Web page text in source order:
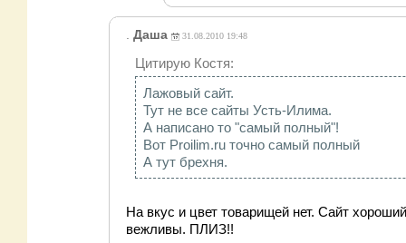
Даша 31.08.2010 19:48
Цитирую Костя:
Лажовый сайт.
Тут не все сайты Усть-Илима.
А написано то "самый полный"!
Вот Proilim.ru точно самый полный
А тут брехня.
На вкус и цвет товарищей нет. Сайт
вежливы. ПЛИЗ!!